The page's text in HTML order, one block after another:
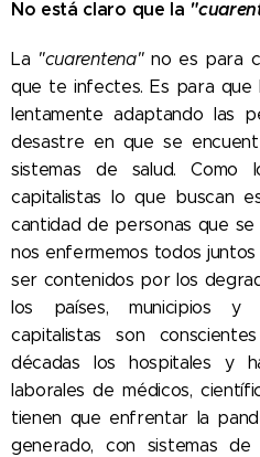
No está claro que la
La "cuarentena" no es para
que te infectes. Es para que
lentamente adaptando las
desastre en que se
sistemas de salud. Como
capitalistas lo que buscan
cantidad de personas que
nos enfermemos todos
ser contenidos por los
los países, municipios y
capitalistas son
décadas los hospitales y
laborales de médicos,
tienen que enfrentar la
generado, con sistemas